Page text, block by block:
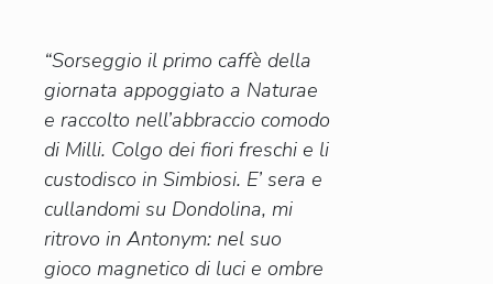
“Sorseggio il primo caffè della
giornata appoggiato a Naturae
e raccolto nell’abbraccio comodo
di Milli. Colgo dei fiori freschi e li
custodisco in Simbiosi. E’ sera e
cullandomi su Dondolina, mi
ritrovo in Antonym: nel suo
gioco magnetico di luci e ombre